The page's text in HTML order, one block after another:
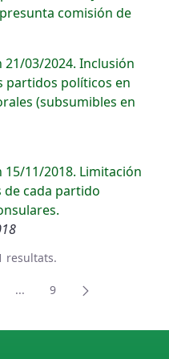
comisión de
21/03/2024. Inclusión
partidos políticos en
(subsumibles en
15/11/2018. Limitación
de cada partido
resultats.
...Pàgines intermèdies
Pàgina
9